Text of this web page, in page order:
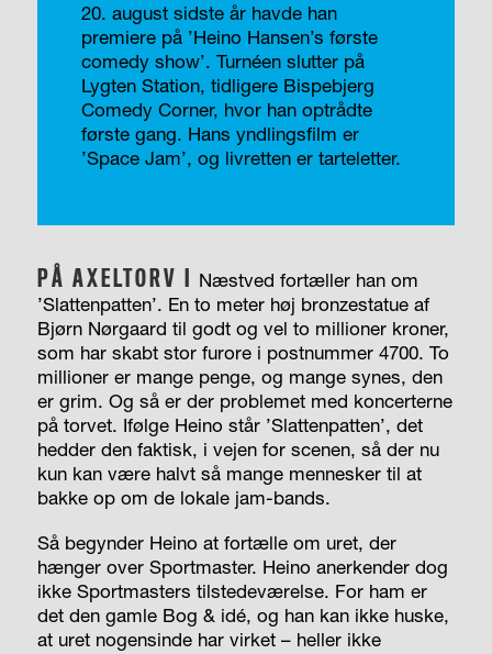
20. august sidste år havde han
premiere på ’Heino Hansen’s første
comedy show’. Turnéen slutter på
Lygten Station, tidligere Bispebjerg
Comedy Corner, hvor han optrådte
første gang. Hans yndlingsfilm er
’Space Jam’, og livretten er tarteletter.
PÅ AXELTORV I
Næstved fortæller han om
’Slattenpatten’. En to meter høj bronzestatue af
Bjørn Nørgaard til godt og vel to millioner kroner,
som har skabt stor furore i postnummer 4700. To
millioner er mange penge, og mange synes, den
er grim. Og så er der problemet med koncerterne
på torvet. Ifølge Heino står ’Slattenpatten’, det
hedder den faktisk, i vejen for scenen, så der nu
kun kan være halvt så mange mennesker til at
bakke op om de lokale jam-bands.
Så begynder Heino at fortælle om uret, der
hænger over Sportmaster. Heino anerkender dog
ikke Sportmasters tilstedeværelse. For ham er
det den gamle Bog & idé, og han kan ikke huske,
at uret nogensinde har virket – heller ikke